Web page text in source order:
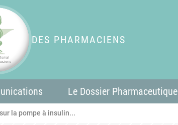
DES PHARMACIENS
Le Dossier Pharmaceutique
la pompe à insulin...